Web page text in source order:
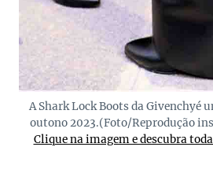
A Shark Lock Boots da Givenchyé
outono 2023.(Foto/Reprodução
Clique na imagem e descubra